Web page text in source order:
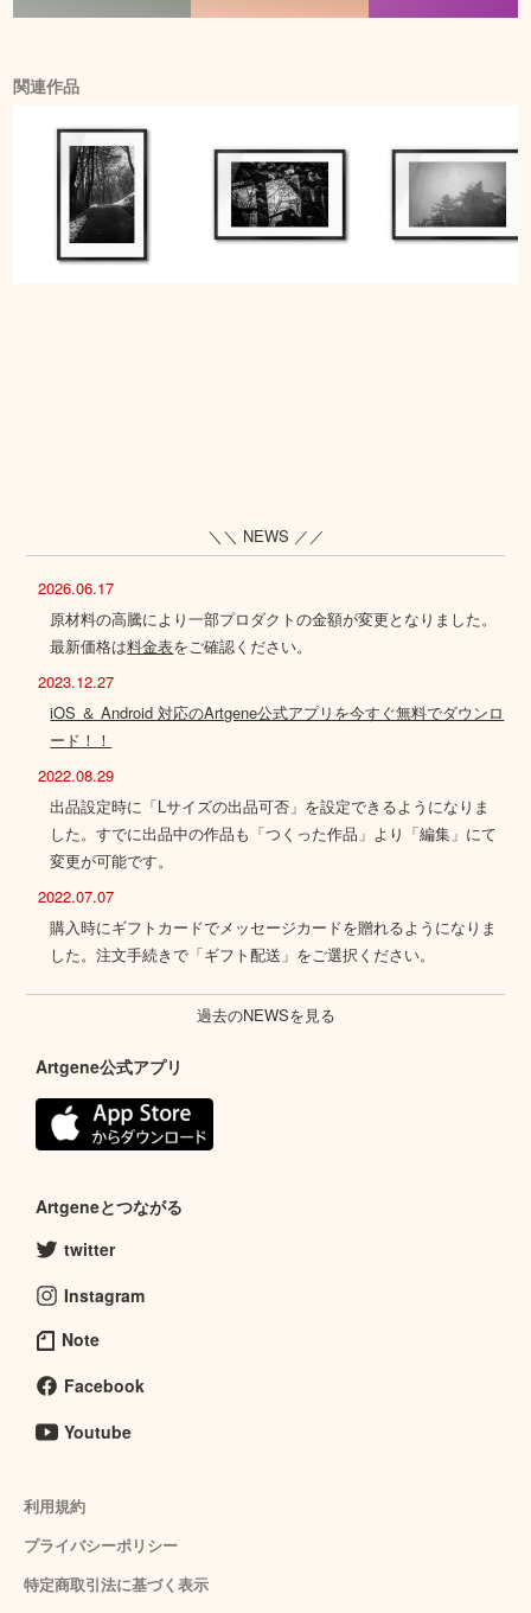
関連作品
＼＼ NEWS ／／
2026.06.17
原材料の高騰により一部プロダクトの金額が変更となりました。
最新価格は料金表をご確認ください。
2023.12.27
iOS ＆ Android 対応のArtgene公式アプリを今すぐ無料でダウンロ
ード！！
2022.08.29
出品設定時に「Lサイズの出品可否」を設定できるようになりま
した。すでに出品中の作品も「つくった作品」より「編集」にて
変更が可能です。
2022.07.07
購入時にギフトカードでメッセージカードを贈れるようになりま
した。注文手続きで「ギフト配送」をご選択ください。
過去のNEWSを見る
Artgene公式アプリ
Artgeneとつながる
twitter
Instagram
Note
Facebook
Youtube
利用規約
プライバシーポリシー
特定商取引法に基づく表示